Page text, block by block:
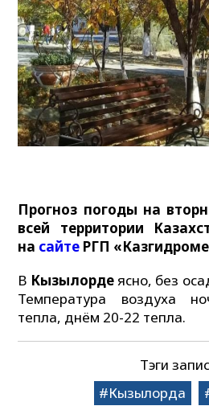
Прогноз погоды на
всей территории
на сайте РГП
В Кызылордеясно, без
Температура воздуха
тепла, днём 20-22 тепла.
Тэги
Кызылорда